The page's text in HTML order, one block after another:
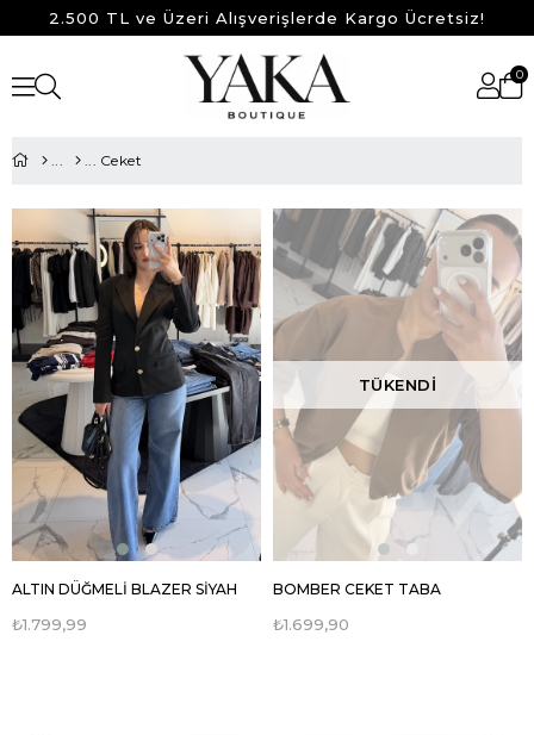
2.500 TL ve Üzeri Alışverişlerde Kargo Ücretsiz!
0
Ceket
ALTIN DÜĞMELİ BLAZER SİYAH
₺1.799,99
TÜKENDI
BOMBER CEKET TABA
₺1.699,90